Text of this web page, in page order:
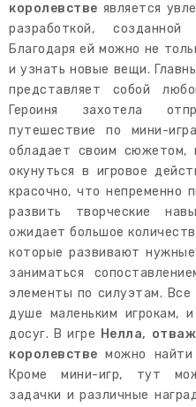
королевстве является
разработкой,
Благодаря ей можно не
и узнать новые вещи.
представляет собой
Героиня захотела
путешествие по мини-
обладает своим сюжетом,
окунуться в игровое
красочно, что непременно
развить творческие
ожидает большое
которые развивают
заниматься
элементы по силуэтам.
душе маленьким игрокам,
досуг. В игре Нелла,
королевстве можно найти
Кроме мини-игр, тут
задачки и различные